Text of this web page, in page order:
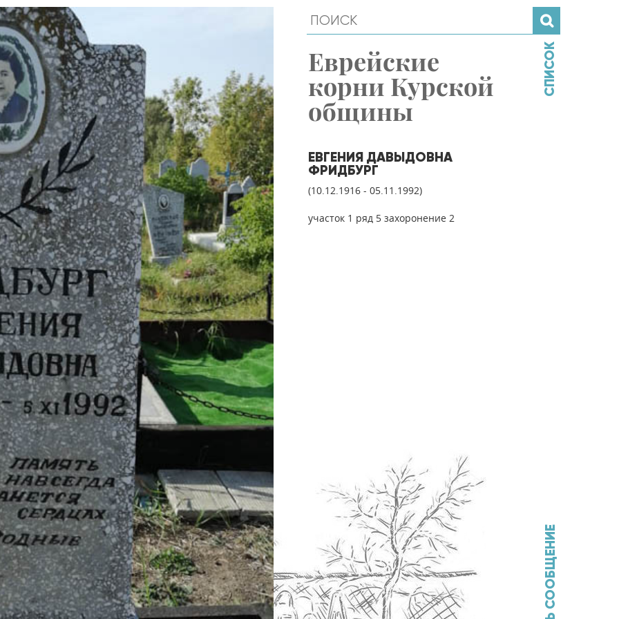
Еврейские
корни Курской
общины
ЕВГЕНИЯ ДАВЫДОВНА
ФРИДБУРГ
(10.12.1916 - 05.11.1992)
участок 1 ряд 5 захоронение 2
СПИСОК